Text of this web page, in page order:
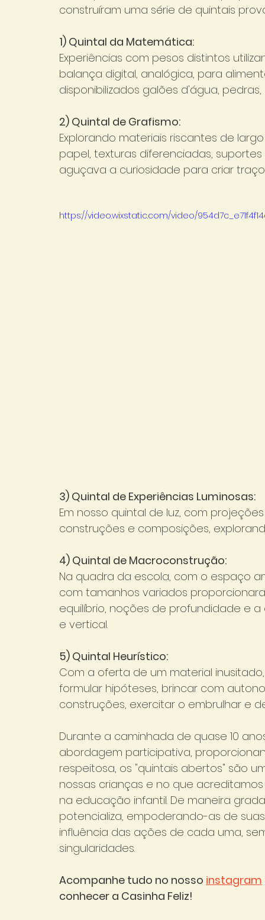
construíram uma série de quintais
1) Quintal da Matemática:
Experiências com pesos distintos
balança digital, analógica, para
disponibilizados galões d'água, pedras,
2) Quintal de Grafismo:
Explorando materiais riscantes de
papel, texturas diferenciadas,
aguçava a curiosidade para criar
https://video.wixstatic.com/video/
3) Quintal de Experiências Luminosas:
Em nosso quintal de luz, com
construções e composições,
4) Quintal de Macroconstrução:
Na quadra da escola, com o espaço
com tamanhos variados
equilíbrio, noções de profundidade e
e vertical.
5) Quintal Heurístico:
Com a oferta de um material
formular hipóteses, brincar com
construções, exercitar o embrulhar e
Durante a caminhada de quase 10
abordagem participativa,
respeitosa, os "quintais abertos" são
nossas crianças e no que
na educação infantil. De maneira
potencializa, empoderando-as de
influência das ações de cada uma,
singularidades.
Acompanhe tudo no nosso instagram
conhecer a Casinha Feliz!